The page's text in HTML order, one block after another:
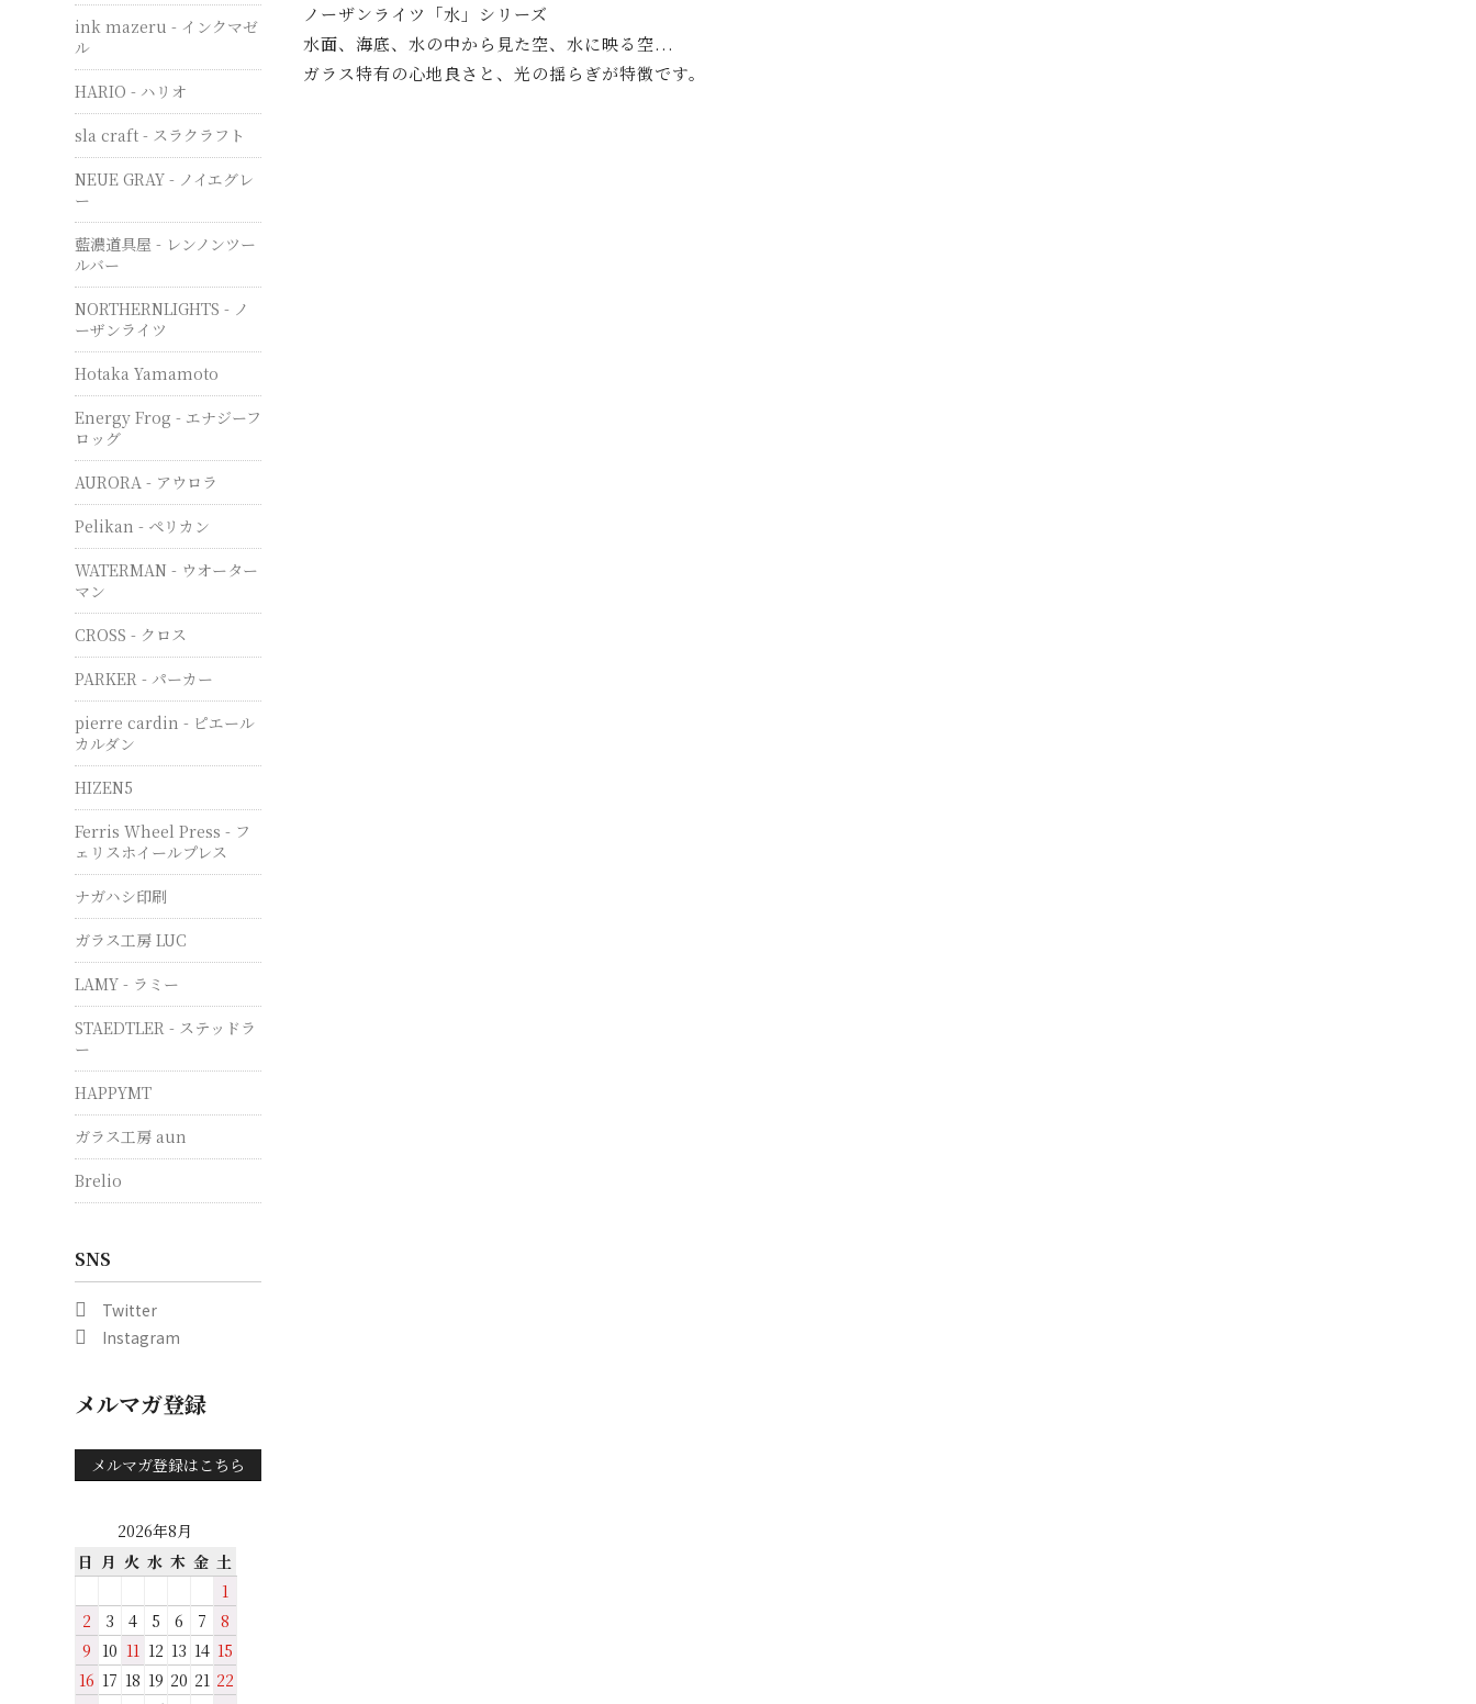
ノーザンライツ「水」シリーズ
水面、海底、水の中から見た空、水に映る空...
ガラス特有の心地良さと、光の揺らぎが特徴です。
ink mazeru - インクマゼ
ル
HARIO - ハリオ
sla craft - スラクラフト
NEUE GRAY - ノイエグレ
ー
藍濃道具屋 - レンノンツー
ルバー
NORTHERNLIGHTS - ノ
ーザンライツ
Hotaka Yamamoto
Energy Frog - エナジーフ
ロッグ
AURORA - アウロラ
Pelikan - ペリカン
WATERMAN - ウオーター
マン
CROSS - クロス
PARKER - パーカー
pierre cardin - ピエール
カルダン
HIZEN5
Ferris Wheel Press - フ
ェリスホイールプレス
ナガハシ印刷
ガラス工房 LUC
LAMY - ラミー
STAEDTLER - ステッドラ
ー
HAPPYMT
ガラス工房 aun
Brelio
SNS
Twitter
Instagram
メルマガ登録
メルマガ登録はこちら
2026年8月
日 月 火 水 木 金 土
1
2
3 4 5 6 7
8
9 10 11 12 13 14 15
16 17 18 19 20 21 22